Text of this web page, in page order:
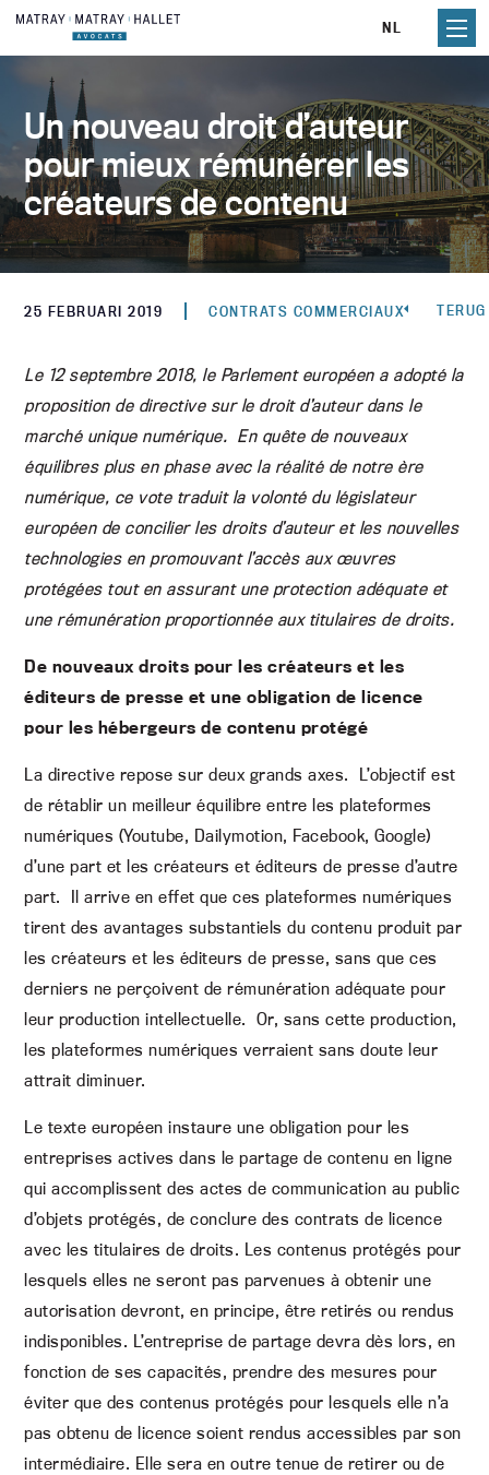
Skip
content
NL
Un nouveau droit d’auteur
pour mieux rémunérer les
créateurs de contenu
25 FEBRUARI 2019 CONTRATS COMMERCIAUX TERUG
Le 12 septembre 2018, le Parlement européen a adopté la
proposition de directive sur le droit d’auteur dans le
marché unique numérique. En quête de nouveaux
équilibres plus en phase avec la réalité de notre ère
numérique, ce vote traduit la volonté du législateur
européen de concilier les droits d’auteur et les nouvelles
technologies en promouvant l’accès aux œuvres
protégées tout en assurant une protection adéquate et
une rémunération proportionnée aux titulaires de droits.
De nouveaux droits pour les créateurs et les
éditeurs de presse et une obligation de licence
pour les hébergeurs de contenu protégé
La directive repose sur deux grands axes. L’objectif est
de rétablir un meilleur équilibre entre les plateformes
numériques (Youtube, Dailymotion, Facebook, Google)
d’une part et les créateurs et éditeurs de presse d’autre
part. Il arrive en effet que ces plateformes numériques
tirent des avantages substantiels du contenu produit par
les créateurs et les éditeurs de presse, sans que ces
derniers ne perçoivent de rémunération adéquate pour
leur production intellectuelle. Or, sans cette production,
les plateformes numériques verraient sans doute leur
attrait diminuer.
Le texte européen instaure une obligation pour les
entreprises actives dans le partage de contenu en ligne
qui accomplissent des actes de communication au public
d’objets protégés, de conclure des contrats de licence
avec les titulaires de droits. Les contenus protégés pour
lesquels elles ne seront pas parvenues à obtenir une
autorisation devront, en principe, être retirés ou rendus
indisponibles. L’entreprise de partage devra dès lors, en
fonction de ses capacités, prendre des mesures pour
éviter que des contenus protégés pour lesquels elle n’a
pas obtenu de licence soient rendus accessibles par son
intermédiaire. Elle sera en outre tenue de retirer ou de